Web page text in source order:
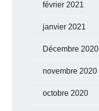
février 2021
janvier 2021
Décembre 2020
novembre 2020
octobre 2020